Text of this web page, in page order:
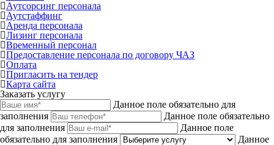
Аутсорсинг персонала
Аутстаффинг
Аренда персонала
Лизинг персонала
Временный персонал
Предоставление персонала по договору ЧАЗ
Оплата
Пригласить на тендер
Карта сайта
Заказать услугу
Данное поле обязательно для
заполнения
Данное поле обязательно
для заполнения
Данное поле
обязательно для заполнения
Данное